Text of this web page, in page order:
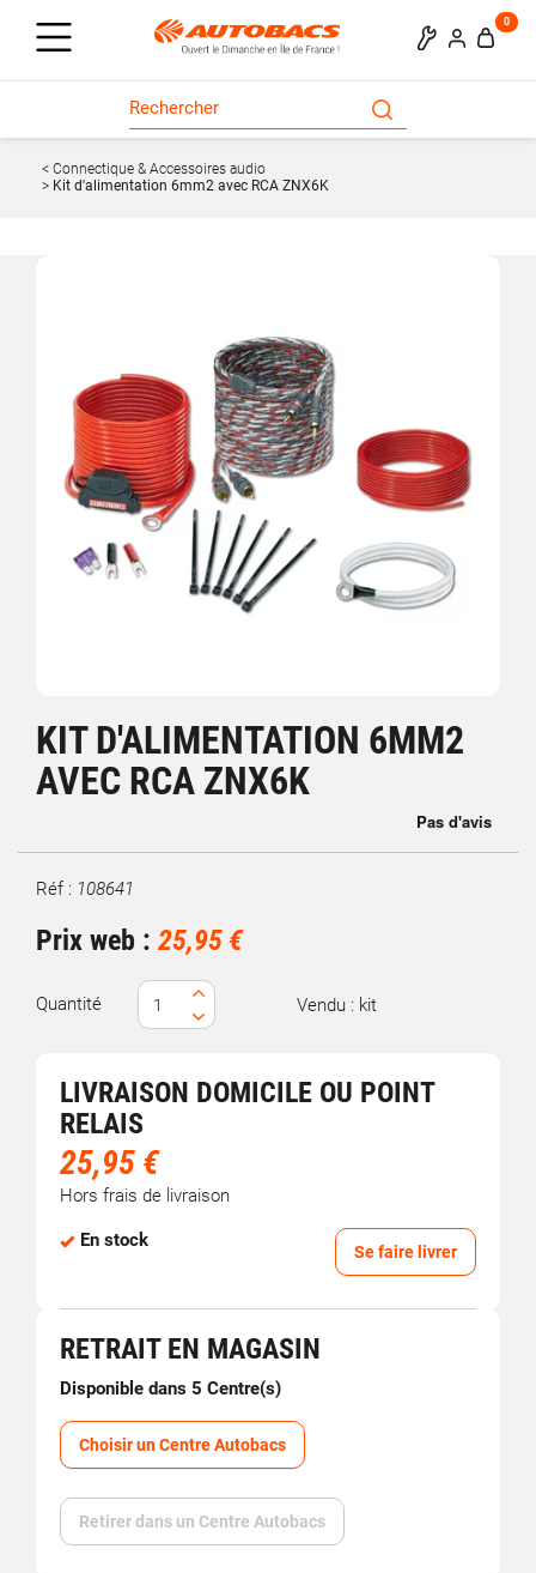
0
Connectique & Accessoires audio
Kit d'alimentation 6mm2 avec RCA ZNX6K
KIT D'ALIMENTATION 6MM2
AVEC RCA ZNX6K
Marque
Réf : 108641
Prix web : 25,95 €
Quantité Vendu : kit
LIVRAISON DOMICILE OU POINT
RELAIS
25,95 €
Hors frais de livraison
En stock
Se faire livrer
RETRAIT EN MAGASIN
Disponible dans 5 Centre(s)
Choisir un Centre Autobacs
Retirer dans un Centre Autobacs